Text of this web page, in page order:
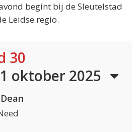
begint bij de Sleutelstad
Leidse regio.
30
oktober 2025